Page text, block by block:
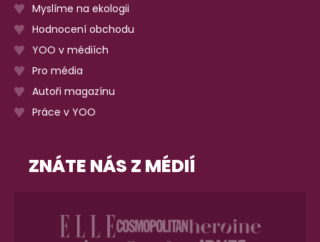
Myslíme na ekologii
Hodnocení obchodu
YOO v médiích
Pro média
Autoři magazínu
Práce v YOO
ZNÁTE NÁS Z MÉDIÍ